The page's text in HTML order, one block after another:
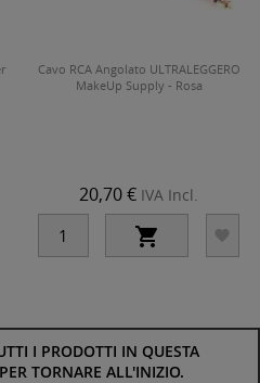
Cavo RCA Angolato ULTRALEGGERO
MakeUp Supply - Rosa
20,70 € IVA Incl.
 
I PRODOTTI IN QUESTA
TORNARE ALL'INIZIO.